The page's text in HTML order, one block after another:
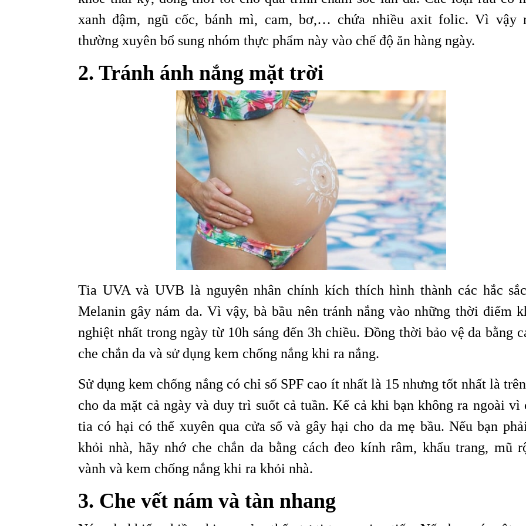
xanh đậm, ngũ cốc, bánh mì, cam, bơ,… chứa nhiều axit folic. Vì vậy
thường xuyên bổ sung nhóm thực phẩm này vào chế độ ăn hàng ngày.
2. Tránh ánh nắng mặt trời
Tia UVA và UVB là nguyên nhân chính kích thích hình thành các hắc
Melanin gây nám da. Vì vậy, bà bầu nên tránh nắng vào những thời điểm
nghiệt nhất trong ngày từ 10h sáng đến 3h chiều. Đồng thời bảo vệ da bằng
che chắn da và sử dụng kem chống nắng khi ra nắng.
Sử dụng kem chống nắng có chỉ số SPF cao ít nhất là 15 nhưng tốt nhất là
cho da mặt cả ngày và duy trì suốt cả tuần. Kể cả khi bạn không ra ngoài vì
tia có hại có thể xuyên qua cửa sổ và gây hại cho da mẹ bầu. Nếu bạn
khỏi nhà, hãy nhớ che chắn da bằng cách đeo kính râm, khẩu trang, mũ
vành và kem chống nắng khi ra khỏi nhà.
3. Che vết nám và tàn nhang